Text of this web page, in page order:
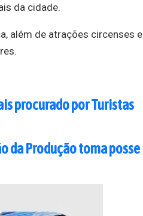
da cidade.
além de atrações circenses e
procurado por Turistas
da Produção toma posse